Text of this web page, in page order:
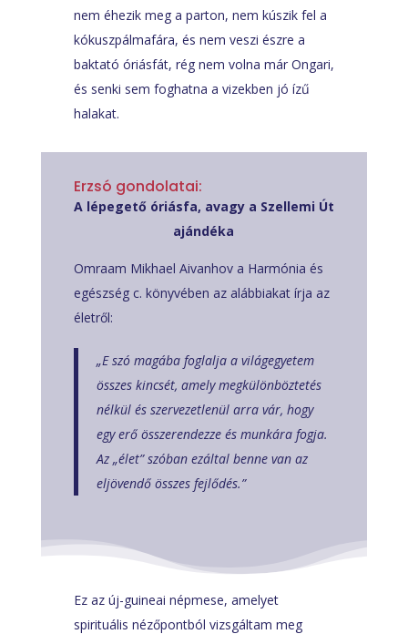
nem éhezik meg a parton, nem kúszik fel a
kókuszpálmafára, és nem veszi észre a
baktató óriásfát, rég nem volna már Ongari,
és senki sem foghatna a vizekben jó ízű
halakat.
Erzsó gondolatai:
A lépegető óriásfa, avagy a Szellemi Út
ajándéka
Omraam Mikhael Aivanhov a Harmónia és
egészség c. könyvében az alábbiakat írja az
életről:
„E szó magába foglalja a világegyetem
összes kincsét, amely megkülönböztetés
nélkül és szervezetlenül arra vár, hogy
egy erő összerendezze és munkára fogja.
Az „élet” szóban ezáltal benne van az
eljövendő összes fejlődés.”
Ez az új-guineai népmese, amelyet
spirituális nézőpontból vizsgáltam meg